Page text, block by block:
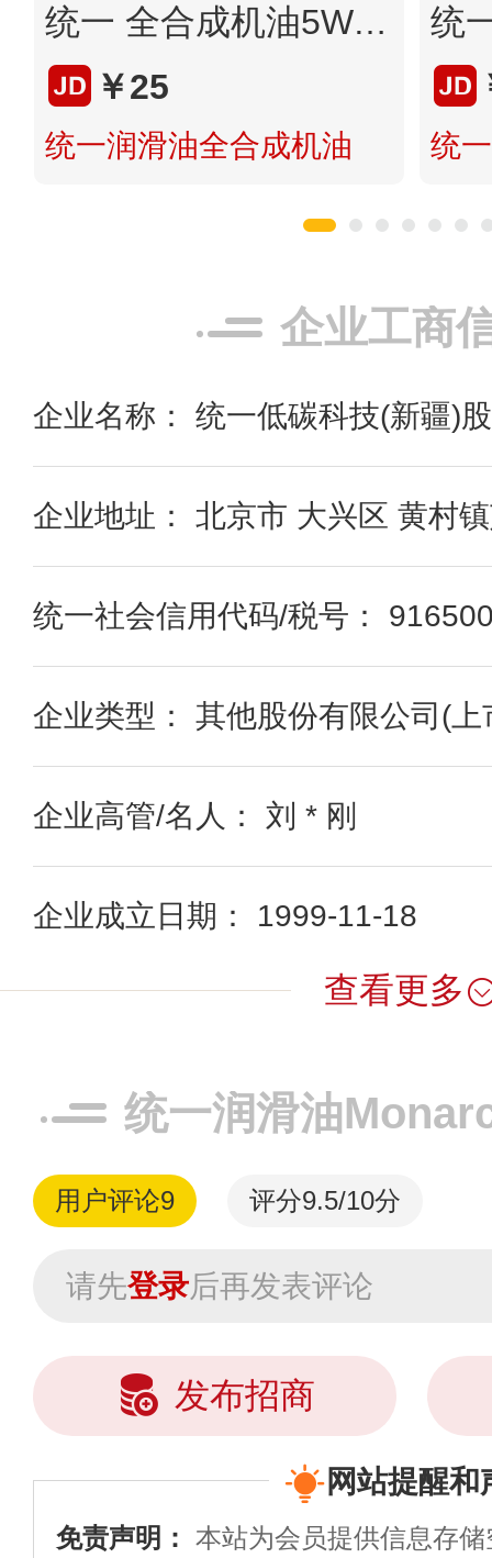
统一 全合成机油5W-40 SN 1L
￥25
统一润滑油全合成机油 统
企业工商
企业名称： 统一低碳科技(新疆)
企业地址： 北京市 大兴区 黄村
统一社会信用代码/税号：
企业类型： 其他股份有限公司(上
企业高管/名人： 刘 * 刚
企业成立日期： 1999-11-18
查看更多
统一润滑油
用户评论9 评分9.5/10分
请先登录后再发表评论
发布招商
网站提醒和
免责声明： 本站为会员提供信息存